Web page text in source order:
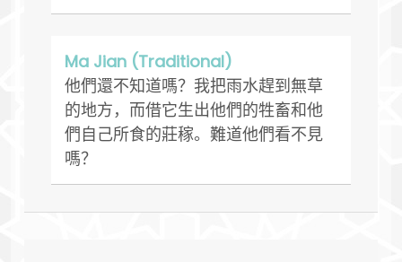
Ma Jian (Traditional)
他們還不知道嗎？我把雨水趕到無草
的地方，而借它生出他們的牲畜和他
們自己所食的莊稼。難道他們看不見
嗎？